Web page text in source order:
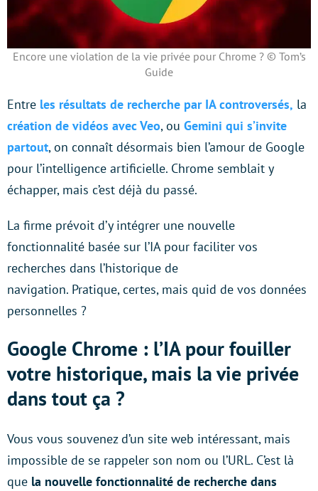
Encore une violation de la vie privée pour Chrome ? © Tom’s
Guide
Entre les résultats de recherche par IA controversés, la
création de vidéos avec Veo, ou Gemini qui s’invite
partout, on connaît désormais bien l’amour de Google
pour l’intelligence artificielle. Chrome semblait y
échapper, mais c’est déjà du passé.
La firme prévoit d’y intégrer une nouvelle
fonctionnalité basée sur l’IA pour faciliter vos
recherches dans l’historique de
navigation. Pratique, certes, mais quid de vos données
personnelles ?
Google Chrome : l’IA pour fouiller
votre historique, mais la vie privée
dans tout ça ?
Vous vous souvenez d’un site web intéressant, mais
impossible de se rappeler son nom ou l’URL. C’est là
que la nouvelle fonctionnalité de recherche dans